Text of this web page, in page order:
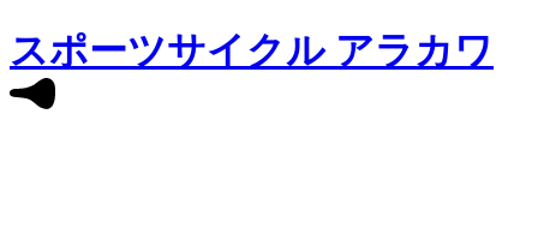
スポーツサイクル アラカワ